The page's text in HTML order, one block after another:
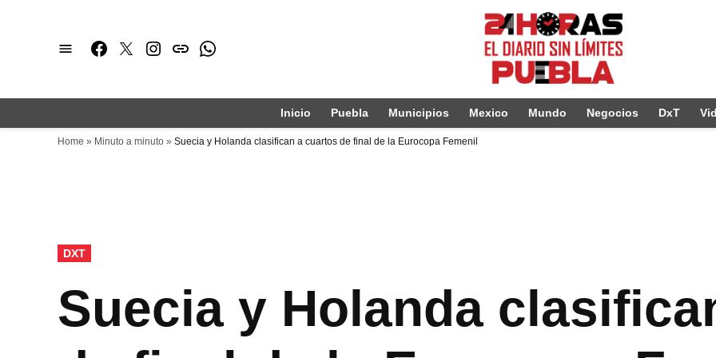
Facebook
TwitterInstagram
issuuWhatsapp
Inicio Puebla Municipios Mexico Mundo Negocios DxT
Home » Minuto a minuto » Suecia y Holanda clasifican a cuartos de final de la Eurocopa Femenil
PUBLICADO
EN
DXT
Suecia y Holanda